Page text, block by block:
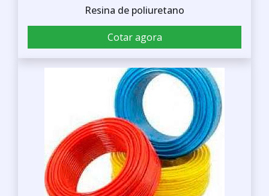
Resina de poliuretano
Cotar agora